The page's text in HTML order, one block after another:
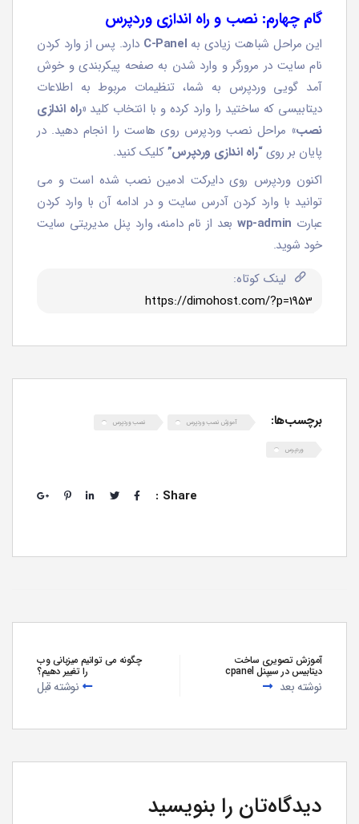
گام چهارم: نصب و راه اندازی وردپرس
این مراحل شباهت زیادی به C-Panel دارد. پس از وارد کردن
نام سایت در مرورگر و وارد شدن به صفحه پیکربندی و خوش
آمد گویی وردپرس به شما، تنظیمات مربوط به اطلاعات
دیتابیسی که ساختید را وارد کرده و با انتخاب کلید «راه اندازی
نصب» مراحل نصب وردپرس روی هاست را انجام دهید. در
پایان بر روی“راه اندازی وردپرس”کلیک کنید.
اکنون وردپرس روی دایرکت ادمین نصب شده است و می
توانید با وارد کردن آدرس سایت و در ادامه آن با وارد کردن
عبارت wp-adminبعد از نام دامنه، وارد پنل مدیریتی سایت
خود شوید.
لینک کوتاه:
برچسب‌ها: آموزش نصب وردپرس نصب وردپرس
وردپرس
Share :
چگونه می توانیم میزبانی وب
را تغییر دهیم؟
نوشته قبل
آموزش تصویری ساخت
دیتابیس در سیپنل cpanel
نوشته بعد
دیدگاه‌تان را بنویسید